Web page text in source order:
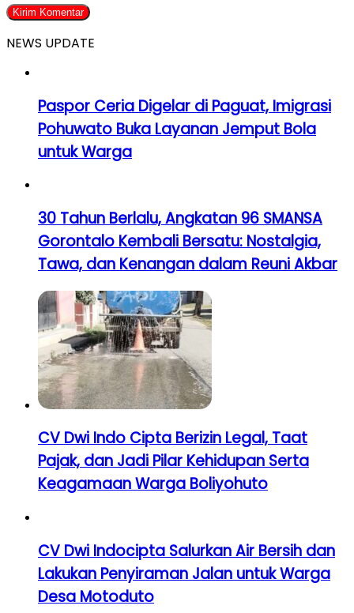
NEWS UPDATE
Paspor Ceria Digelar di Paguat, Imigrasi
Pohuwato Buka Layanan Jemput Bola
untuk Warga
30 Tahun Berlalu, Angkatan 96 SMANSA
Gorontalo Kembali Bersatu: Nostalgia,
Tawa, dan Kenangan dalam Reuni Akbar
CV Dwi Indo Cipta Berizin Legal, Taat
Pajak, dan Jadi Pilar Kehidupan Serta
Keagamaan Warga Boliyohuto
CV Dwi Indocipta Salurkan Air Bersih dan
Lakukan Penyiraman Jalan untuk Warga
Desa Motoduto